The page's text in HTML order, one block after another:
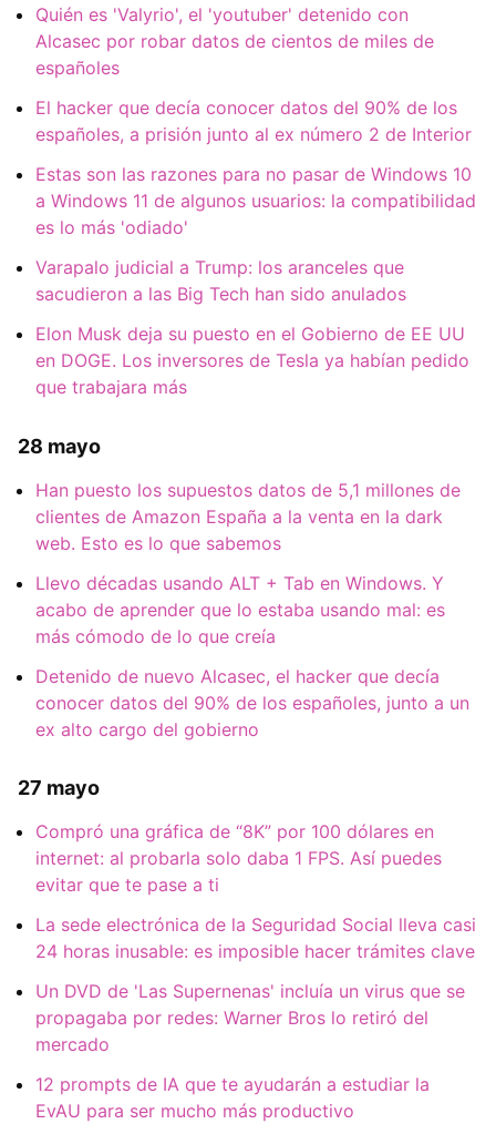
Quién es 'Valyrio', el 'youtuber' detenido con
Alcasec por robar datos de cientos de miles de
españoles
El hacker que decía conocer datos del 90% de los
españoles, a prisión junto al ex número 2 de Interior
Estas son las razones para no pasar de Windows 10
a Windows 11 de algunos usuarios: la compatibilidad
es lo más 'odiado'
Varapalo judicial a Trump: los aranceles que
sacudieron a las Big Tech han sido anulados
Elon Musk deja su puesto en el Gobierno de EE UU
en DOGE. Los inversores de Tesla ya habían pedido
que trabajara más
28 mayo
Han puesto los supuestos datos de 5,1 millones de
clientes de Amazon España a la venta en la dark
web. Esto es lo que sabemos
Llevo décadas usando ALT + Tab en Windows. Y
acabo de aprender que lo estaba usando mal: es
más cómodo de lo que creía
Detenido de nuevo Alcasec, el hacker que decía
conocer datos del 90% de los españoles, junto a un
ex alto cargo del gobierno
27 mayo
Compró una gráfica de “8K” por 100 dólares en
internet: al probarla solo daba 1 FPS. Así puedes
evitar que te pase a ti
La sede electrónica de la Seguridad Social lleva casi
24 horas inusable: es imposible hacer trámites clave
Un DVD de 'Las Supernenas' incluía un virus que se
propagaba por redes: Warner Bros lo retiró del
mercado
12 prompts de IA que te ayudarán a estudiar la
EvAU para ser mucho más productivo